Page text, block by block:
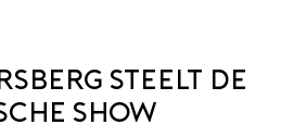
steelt de
show